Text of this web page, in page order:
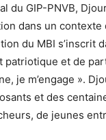
du GIP-PNVB,
dans un
du MBI s’inscrit
patriotique et de
je m’engage ».
et des
de jeunes